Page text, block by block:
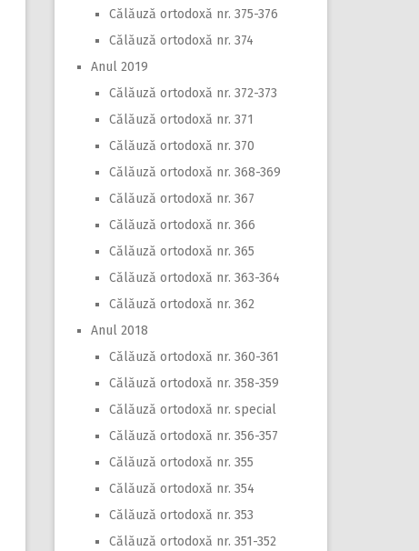
Călăuză ortodoxă nr. 375-376
Călăuză ortodoxă nr. 374
Anul 2019
Călăuză ortodoxă nr. 372-373
Călăuză ortodoxă nr. 371
Călăuză ortodoxă nr. 370
Călăuză ortodoxă nr. 368-369
Călăuză ortodoxă nr. 367
Călăuză ortodoxă nr. 366
Călăuză ortodoxă nr. 365
Călăuză ortodoxă nr. 363-364
Călăuză ortodoxă nr. 362
Anul 2018
Călăuză ortodoxă nr. 360-361
Călăuză ortodoxă nr. 358-359
Călăuză ortodoxă nr. special
Călăuză ortodoxă nr. 356-357
Călăuză ortodoxă nr. 355
Călăuză ortodoxă nr. 354
Călăuză ortodoxă nr. 353
Călăuză ortodoxă nr. 351-352